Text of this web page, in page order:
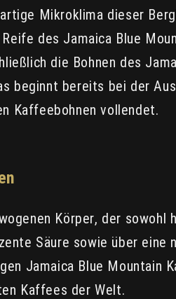
Mikroklima dieser
des Jamaica Blue
die Bohnen des
beginnt bereits bei der
Kaffeebohnen vollendet.
Körper, der sowohl
Säure sowie über eine
Jamaica Blue Mountain
Kaffees der Welt.